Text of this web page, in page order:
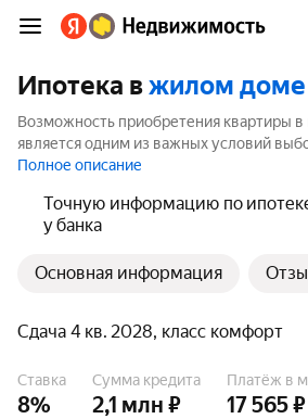
Ипотека вжилом доме
Возможность приобретения квартиры
является одним из важных условий
странице мы собрали программы
Полное описание
Точную информацию по
у банка
Основная информация
Сдача 4 кв. 2028, класс комфорт
Ставка
8%
Сумма кредита
2,1 млн ₽
Платёж в
17 565 ₽